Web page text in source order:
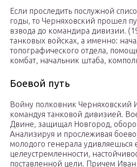
Если проследить послужной
годы, то Черняховский прошел
взвода до командира дивизии.
танковых войсках, а именно:
топографического отдела,
комбат, начальник штаба,
Боевой путь
Войну полковник Черняховский
командуя танковой дивизией.
Двине, защищал Новгород,
Анализируя и прослеживая
молодого генерала удивляешься
целеустремленности,
поставленной цели. Причем